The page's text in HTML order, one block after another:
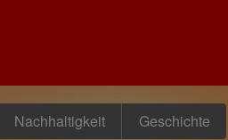
Nachhaltigkeit Geschichte